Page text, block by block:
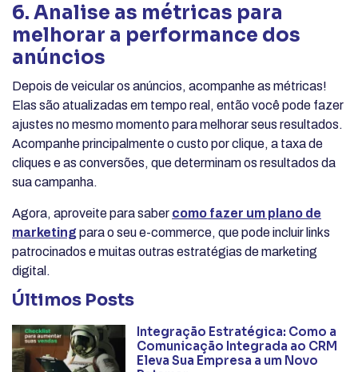
6. Analise as métricas para
melhorar a performance dos
anúncios
Depois de veicular os anúncios, acompanhe as métricas!
Elas são atualizadas em tempo real, então você pode fazer
ajustes no mesmo momento para melhorar seus resultados.
Acompanhe principalmente o custo por clique, a taxa de
cliques e as conversões, que determinam os resultados da
sua campanha.
Agora, aproveite para saber como fazer um plano de
marketing para o seu e-commerce, que pode incluir links
patrocinados e muitas outras estratégias de marketing
digital.
Últimos Posts
Integração Estratégica: Como a
Comunicação Integrada ao CRM
Eleva Sua Empresa a um Novo